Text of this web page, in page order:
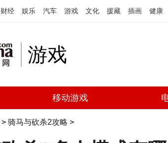
财经 娱乐 汽车 游戏 文化 援藏 插画 健康
游戏
移动游戏
> 骑马与砍杀2攻略 >